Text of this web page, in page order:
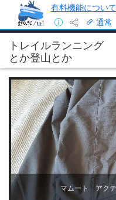
有料機能につい
通常